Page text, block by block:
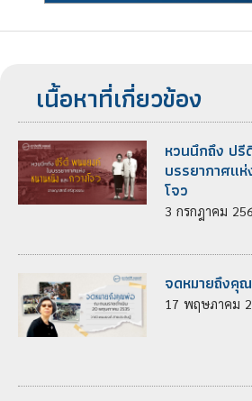
เนื้อหาที่เกี่ยวข้อง
หวนนึกถึง ป
บรรยากาศแ
โจว
3 กรกฎาคม
จดหมายถึงคุ
17 พฤษภาคม